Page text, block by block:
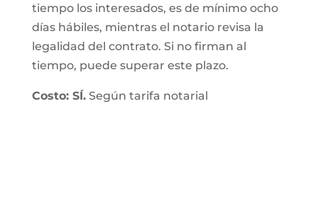
tiempo los interesados, es de mínimo ocho
días hábiles, mientras el notario revisa la
legalidad del contrato. Si no firman al
tiempo, puede superar este plazo.
Costo: SÍ.Según tarifa notarial